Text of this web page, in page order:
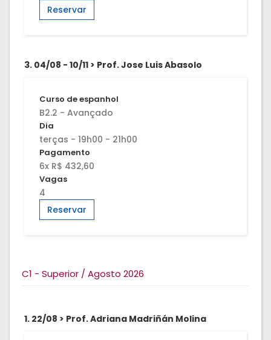
Reservar
3. 04/08 - 10/11 > Prof. Jose Luis Abasolo
Curso de espanhol
B2.2 - Avançado
Dia
terças - 19h00 - 21h00
Pagamento
6x R$ 432,60
Vagas
4
Reservar
C1 - Superior / Agosto 2026
1. 22/08 > Prof. Adriana Madriñán Molina